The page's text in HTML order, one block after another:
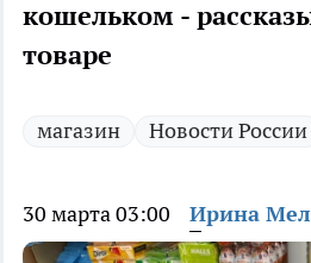
кошельком -
товаре
магазин Новости России
30 марта 03:00 Ирина